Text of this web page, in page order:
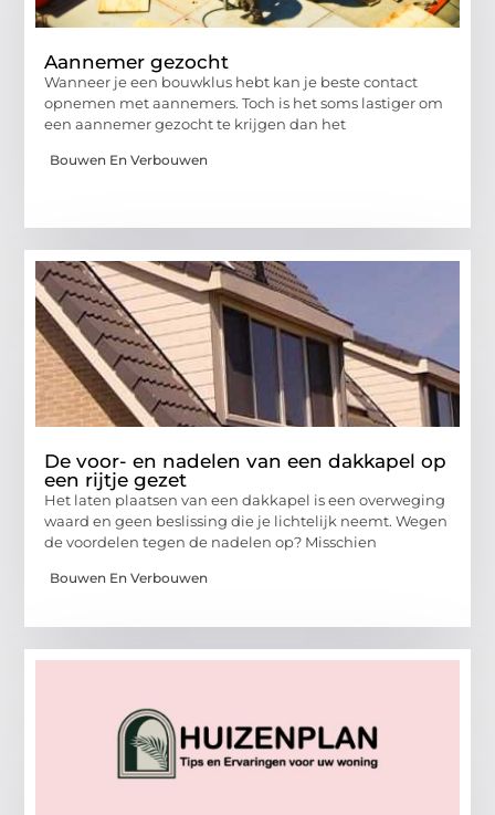
Aannemer gezocht
Wanneer je een bouwklus hebt kan je beste contact
opnemen met aannemers. Toch is het soms lastiger om
een aannemer gezocht te krijgen dan het
Bouwen En Verbouwen
De voor- en nadelen van een dakkapel op
een rijtje gezet
Het laten plaatsen van een dakkapel is een overweging
waard en geen beslissing die je lichtelijk neemt. Wegen
de voordelen tegen de nadelen op? Misschien
Bouwen En Verbouwen